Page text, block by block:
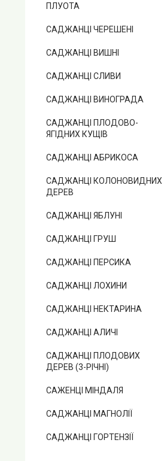
ПЛУОТА
САДЖАНЦІ ЧЕРЕШЕНІ
САДЖАНЦІ ВИШНІ
САДЖАНЦІ СЛИВИ
САДЖАНЦІ ВИНОГРАДА
САДЖАНЦІ ПЛОДОВО-
ЯГІДНИХ КУЩІВ
САДЖАНЦІ АБРИКОСА
САДЖАНЦІ КОЛОНОВИДНИХ
ДЕРЕВ
САДЖАНЦІ ЯБЛУНІ
САДЖАНЦІ ГРУШ
САДЖАНЦІ ПЕРСИКА
САДЖАНЦІ ЛОХИНИ
САДЖАНЦІ НЕКТАРИНА
САДЖАНЦІ АЛИЧІ
САДЖАНЦІ ПЛОДОВИХ
ДЕРЕВ (3-РІЧНІ)
САЖЕНЦІ МІНДАЛЯ
САДЖАНЦІ МАГНОЛІЇ
САДЖАНЦІ ГОРТЕНЗІЇ